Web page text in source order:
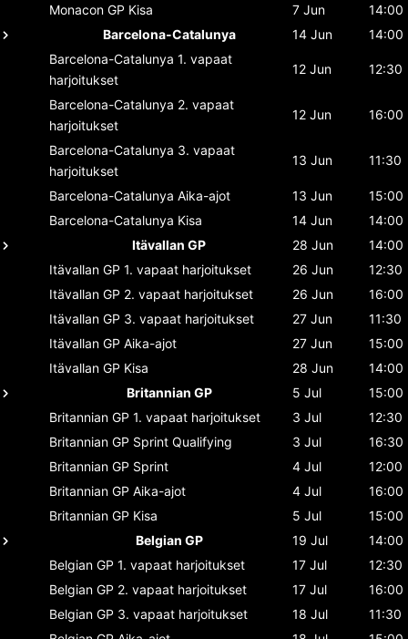
Monacon GP Kisa 7 Jun
14:00
Barcelona-Catalunya
14 Jun
14:00
Barcelona-Catalunya 1. vapaat
harjoitukset
12 Jun 12:30
Barcelona-Catalunya 2. vapaat
harjoitukset
12 Jun 16:00
Barcelona-Catalunya 3. vapaat
harjoitukset
13 Jun 11:30
Barcelona-Catalunya Aika-ajot 13 Jun
15:00
Barcelona-Catalunya Kisa 14 Jun
14:00
Itävallan GP
28 Jun
14:00
Itävallan GP 1. vapaat harjoitukset 26 Jun
12:30
Itävallan GP 2. vapaat harjoitukset 26 Jun
16:00
Itävallan GP 3. vapaat harjoitukset 27 Jun
11:30
Itävallan GP Aika-ajot 27 Jun
15:00
Itävallan GP Kisa 28 Jun
14:00
Britannian GP
5 Jul
15:00
Britannian GP 1. vapaat harjoitukset 3 Jul
12:30
Britannian GP Sprint Qualifying 3 Jul
16:30
Britannian GP Sprint 4 Jul
12:00
Britannian GP Aika-ajot 4 Jul
16:00
Britannian GP Kisa 5 Jul
15:00
Belgian GP
19 Jul
14:00
Belgian GP 1. vapaat harjoitukset 17 Jul
12:30
Belgian GP 2. vapaat harjoitukset 17 Jul
16:00
Belgian GP 3. vapaat harjoitukset 18 Jul
11:30